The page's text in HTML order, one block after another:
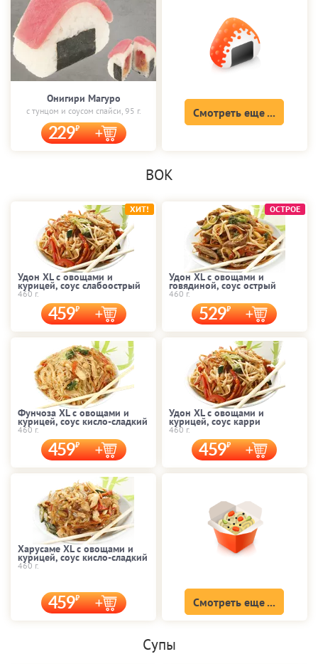
Онигири Магуро
с тунцом и соусом спайси, 95 г.
229
Смотреть еще ...
ВОК
Удон XL с овощами и
курицей, соус слабоострый
460 г.
459
ХИТ!
Удон XL с овощами и
говядиной, соус острый
460 г.
529
ОСТРОЕ
Фунчоза XL с овощами и
курицей, соус кисло-сладкий
460 г.
459
Удон XL с овощами и
курицей, соус карри
460 г.
459
Харусаме XL с овощами и
курицей, соус кисло-сладкий
460 г.
459 Смотреть еще ...
Супы